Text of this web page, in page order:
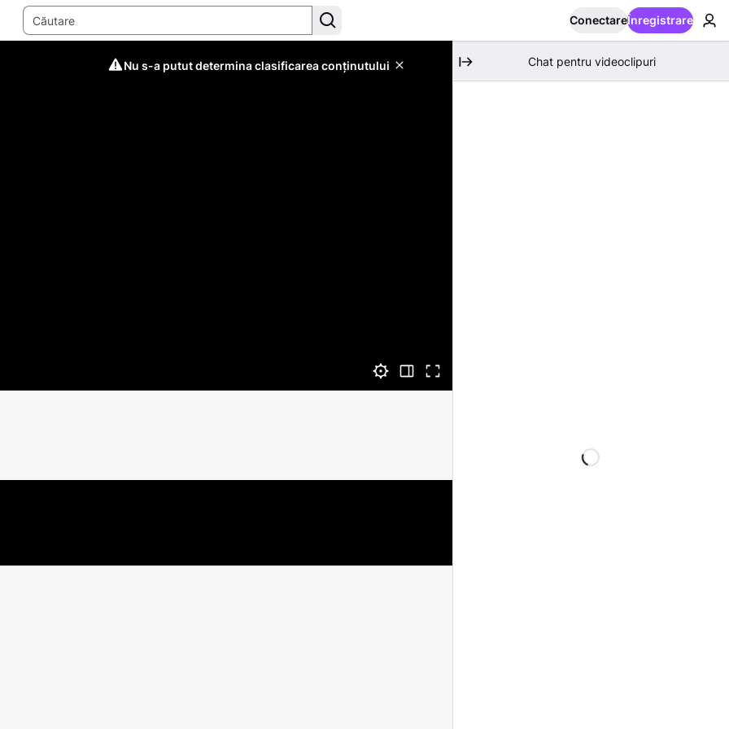
ConectareÎnregistrare
Nu s-a putut determina clasificarea conținutului Chat pentru videoclipuri